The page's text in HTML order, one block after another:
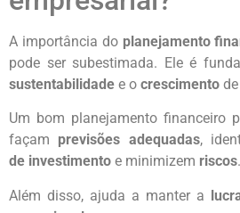
A importância do planejamento
pode ser subestimada. Ele é
sustentabilidade e o crescimento
Um bom planejamento financeiro
façam previsões adequadas,
de investimento e minimizem riscos.
Além disso, ajuda a manter a